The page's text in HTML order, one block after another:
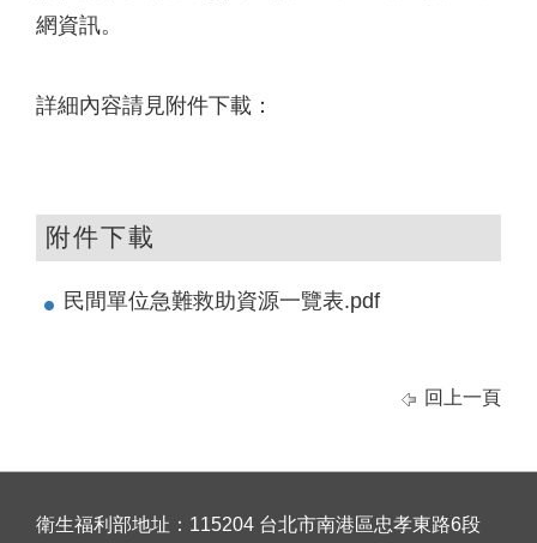
網資訊。
詳細內容請見附件下載：
附件下載
民間單位急難救助資源一覽表.pdf
回上一頁
衛生福利部地址：115204 台北市南港區忠孝東路6段